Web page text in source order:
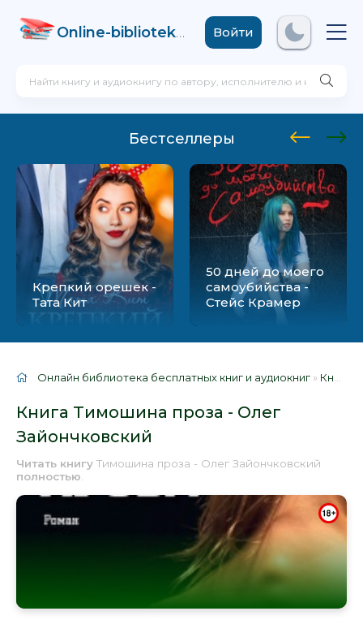
Online-biblioteka .comВойти
Бестселлеры
Крепкий орешек -
Тата Кит
50 дней до моего
самоубийства -
Стейс Крамер
Онлайн библиотека бесплатных книг и аудиокниг » Книги
Книга Тимошина проза - Олег
Зайончковский
Читать книгу Тимошина проза - Олег Зайончковский
полностью